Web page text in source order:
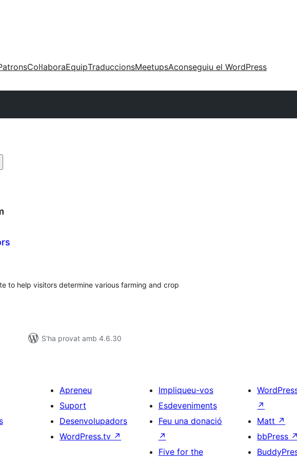
Col·laboraEquipTraduccionsMeetupsAconseguiu el WordPress
to help visitors determine various farming and crop
S'ha provat amb 4.6.30
Apreneu
Suport
Desenvolupadors
WordPress.tv ↗
Impliqueu-vos
Esdeveniments
Feu una donació
↗
Five for the
↗
Matt ↗
bbPress ↗